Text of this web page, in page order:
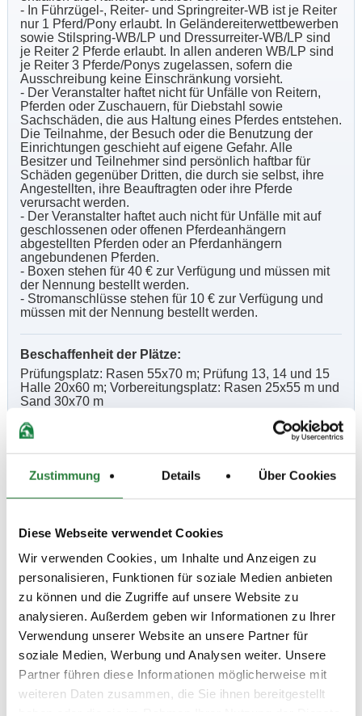
Zustimmung Details Über Cookies
Diese Webseite verwendet Cookies
Wir verwenden Cookies, um Inhalte und Anzeigen zu
personalisieren, Funktionen für soziale Medien anbieten
zu können und die Zugriffe auf unsere Website zu
analysieren. Außerdem geben wir Informationen zu Ihrer
Verwendung unserer Website an unsere Partner für
soziale Medien, Werbung und Analysen weiter. Unsere
Partner führen diese Informationen möglicherweise mit
weiteren Daten zusammen, die Sie ihnen bereitgestellt
- In Führzügel-, Reiter- und Springreiter-WB ist je Reiter
nur 1 Pferd/Pony erlaubt. In Geländereiterwettbewerben
sowie Stilspring-WB/LP und Dressurreiter-WB/LP sind
je Reiter 2 Pferde erlaubt. In allen anderen WB/LP sind
je Reiter 3 Pferde/Ponys zugelassen, sofern die
Ausschreibung keine Einschränkung vorsieht.
- Der Veranstalter haftet nicht für Unfälle von Reitern,
Pferden oder Zuschauern, für Diebstahl sowie
Sachschäden, die aus Haltung eines Pferdes entstehen.
Die Teilnahme, der Besuch oder die Benutzung der
Einrichtungen geschieht auf eigene Gefahr. Alle
Besitzer und Teilnehmer sind persönlich haftbar für
Schäden gegenüber Dritten, die durch sie selbst, ihre
Angestellten, ihre Beauftragten oder ihre Pferde
verursacht werden.
- Der Veranstalter haftet auch nicht für Unfälle mit auf
geschlossenen oder offenen Pferdeanhängern
abgestellten Pferden oder an Pferdanhängern
angebundenen Pferden.
- Boxen stehen für 40 € zur Verfügung und müssen mit
der Nennung bestellt werden.
- Stromanschlüsse stehen für 10 € zur Verfügung und
müssen mit der Nennung bestellt werden.
Beschaffenheit der Plätze:
Prüfungsplatz: Rasen 55x70 m; Prüfung 13, 14 und 15
Halle 20x60 m; Vorbereitungsplatz: Rasen 25x55 m und
Sand 30x70 m
Vorläufige Zeitenteilung:
Sa. vorm.: 10,11,13,14,15; nachm.: 3,4,7,8
Zu den Ergebnissen auf www.fn-erfolgsdaten.de
Prüfungen